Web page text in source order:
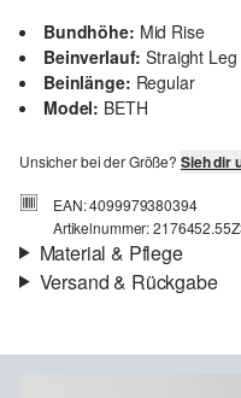
Bundhöhe: Mid Rise
Beinverlauf: Straight Leg
Beinlänge: Regular
Model: BETH
Unsicher bei der Größe? Sieh dir
EAN: 4099979380394
Artikelnummer:
Material & Pflege
Material: Lyocellmix
Versand & Rückgabe
Standardlieferung einer